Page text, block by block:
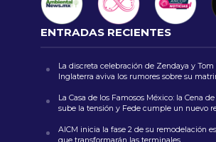
ENTRADAS RECIENTES
La discreta celebración de Zendaya y
Inglaterra aviva los rumores sobre su
La Casa de los Famosos México: la Cena
sube la tensión y Fede cumple un nuevo
AICM inicia la fase 2 de su remodelación